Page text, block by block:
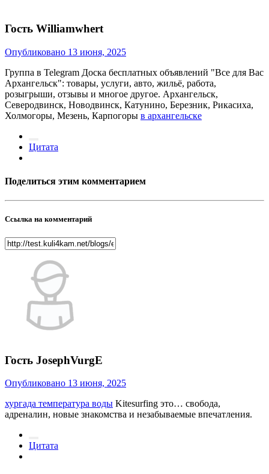
Гость Williamwhert
Опубликовано 13 июня, 2025
Группа в Telegram Доска бесплатных объявлений "Все для Вас
Архангельск": товары, услуги, авто, жильё, работа,
розыгрыши, отзывы и многое другое. Архангельск,
Северодвинск, Новодвинск, Катунино, Березник, Рикасиха,
Холмогоры, Мезень, Карпогоры в архангельске
Цитата
Поделиться этим комментарием
Ссылка на комментарий
Гость JosephVurgE
Опубликовано 13 июня, 2025
хургада температура воды Kitesurfing это… свобода,
адреналин, новые знакомства и незабываемые впечатления.
Цитата